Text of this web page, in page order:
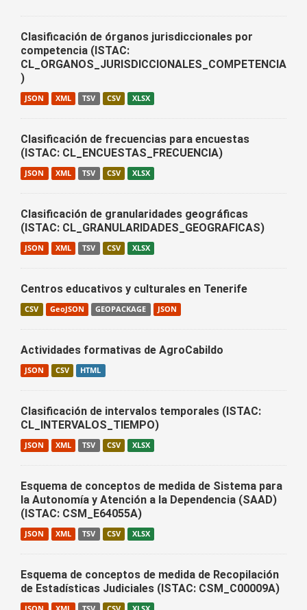
Clasificación de órganos jurisdiccionales por
competencia (ISTAC:
CL_ORGANOS_JURISDICCIONALES_COMPETENCIA
)
JSON XML TSV CSV XLSX
Clasificación de frecuencias para encuestas
(ISTAC: CL_ENCUESTAS_FRECUENCIA)
JSON XML TSV CSV XLSX
Clasificación de granularidades geográficas
(ISTAC: CL_GRANULARIDADES_GEOGRAFICAS)
JSON XML TSV CSV XLSX
Centros educativos y culturales en Tenerife
CSV GeoJSON GEOPACKAGE JSON
Actividades formativas de AgroCabildo
JSON CSV HTML
Clasificación de intervalos temporales (ISTAC:
CL_INTERVALOS_TIEMPO)
JSON XML TSV CSV XLSX
Esquema de conceptos de medida de Sistema para
la Autonomía y Atención a la Dependencia (SAAD)
(ISTAC: CSM_E64055A)
JSON XML TSV CSV XLSX
Esquema de conceptos de medida de Recopilación
de Estadísticas Judiciales (ISTAC: CSM_C00009A)